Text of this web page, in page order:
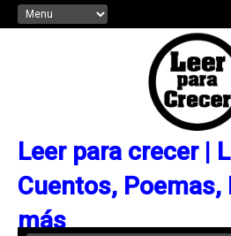
Leer para crecer |
Cuentos, Poemas,
más